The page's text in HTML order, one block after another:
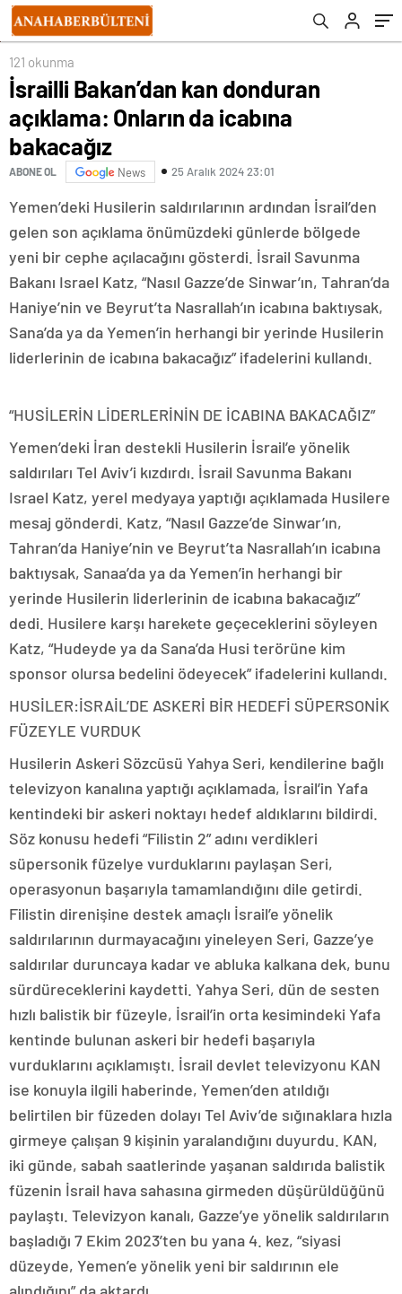
121 okunma
İsrailli Bakan’dan kan donduran
açıklama: Onların da icabına
bakacağız
ABONE OL News 25 Aralık 2024 23:01
Yemen’deki Husilerin saldırılarının ardından İsrail’den
gelen son açıklama önümüzdeki günlerde bölgede
yeni bir cephe açılacağını gösterdi. İsrail Savunma
Bakanı Israel Katz, “Nasıl Gazze’de Sinwar’ın, Tahran’da
Haniye’nin ve Beyrut’ta Nasrallah’ın icabına baktıysak,
Sana’da ya da Yemen’in herhangi bir yerinde Husilerin
liderlerinin de icabına bakacağız” ifadelerini kullandı.
“HUSİLERİN LİDERLERİNİN DE İCABINA BAKACAĞIZ”
Yemen’deki İran destekli Husilerin İsrail’e yönelik
saldırıları Tel Aviv’i kızdırdı. İsrail Savunma Bakanı
Israel Katz, yerel medyaya yaptığı açıklamada Husilere
mesaj gönderdi. Katz, “Nasıl Gazze’de Sinwar’ın,
Tahran’da Haniye’nin ve Beyrut’ta Nasrallah’ın icabına
baktıysak, Sanaa’da ya da Yemen’in herhangi bir
yerinde Husilerin liderlerinin de icabına bakacağız”
dedi. Husilere karşı harekete geçeceklerini söyleyen
Katz, “Hudeyde ya da Sana’da Husi terörüne kim
sponsor olursa bedelini ödeyecek” ifadelerini kullandı.
HUSİLER:İSRAİL’DE ASKERİ BİR HEDEFİ SÜPERSONİK
FÜZEYLE VURDUK
Husilerin Askeri Sözcüsü Yahya Seri, kendilerine bağlı
televizyon kanalına yaptığı açıklamada, İsrail’in Yafa
kentindeki bir askeri noktayı hedef aldıklarını bildirdi.
Söz konusu hedefi “Filistin 2” adını verdikleri
süpersonik füzelye vurduklarını paylaşan Seri,
operasyonun başarıyla tamamlandığını dile getirdi.
Filistin direnişine destek amaçlı İsrail’e yönelik
saldırılarının durmayacağını yineleyen Seri, Gazze’ye
saldırılar duruncaya kadar ve abluka kalkana dek, bunu
sürdüreceklerini kaydetti. Yahya Seri, dün de sesten
hızlı balistik bir füzeyle, İsrail’in orta kesimindeki Yafa
kentinde bulunan askeri bir hedefi başarıyla
vurduklarını açıklamıştı. İsrail devlet televizyonu KAN
ise konuyla ilgili haberinde, Yemen’den atıldığı
belirtilen bir füzeden dolayı Tel Aviv’de sığınaklara hızla
girmeye çalışan 9 kişinin yaralandığını duyurdu. KAN,
iki günde, sabah saatlerinde yaşanan saldırıda balistik
füzenin İsrail hava sahasına girmeden düşürüldüğünü
paylaştı. Televizyon kanalı, Gazze’ye yönelik saldırıların
başladığı 7 Ekim 2023’ten bu yana 4. kez, “siyasi
düzeyde, Yemen’e yönelik yeni bir saldırının ele